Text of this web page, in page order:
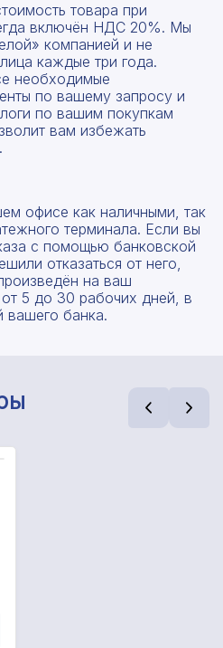
товара при
включён НДС 20%. Мы
компанией и не
каждые три года.
необходимые
по вашему запросу и
по вашим покупкам
вам избежать
офисе как наличными, так
терминала. Если вы
с помощью банковской
отказаться от него,
на ваш
5 до 30 рабочих дней, в
вашего банка.
смету
ниже, чтобы получить
Мы свяжемся с вами в
номер